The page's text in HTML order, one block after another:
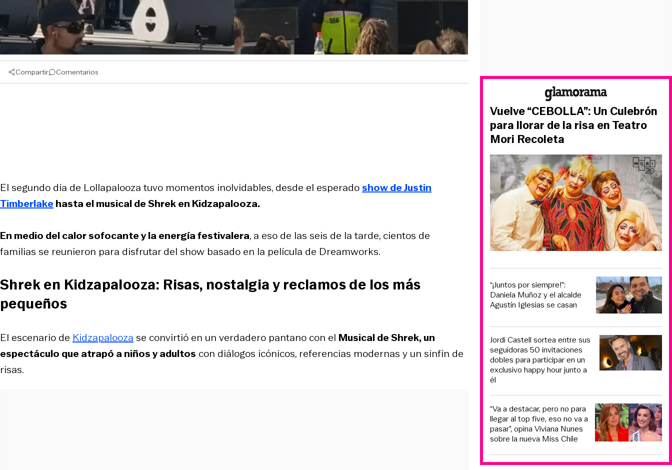
Compartir Comentarios
El segundo día de Lollapalooza tuvo momentos inolvidables, desde el esperadoshow de Justin
Timberlakehasta el musical de Shrek en Kidzapalooza.
En medio del calor sofocante y la energía festivalera, a eso de las seis de la tarde, cientos de
familias se reunieron para disfrutar del show basado en la película de Dreamworks.
Shrek en Kidzapalooza: Risas, nostalgia y reclamos de los más
pequeños
El escenario de Kidzapalooza se convirtió en un verdadero pantano con el Musical de Shrek, un
espectáculo que atrapó a niños y adultos con diálogos icónicos, referencias modernas y un sinfín de
risas.
Vuelve “CEBOLLA”: Un Culebrón
para llorar de la risa en Teatro
Mori Recoleta
“¡Juntos por siempre!”:
Daniela Muñoz y el alcalde
Agustín Iglesias se casan
Jordi Castell sortea entre sus
seguidoras 50 invitaciones
dobles para participar en un
exclusivo happy hour junto a
él
“Va a destacar, pero no para
llegar al top five, eso no va a
pasar”, opina Viviana Nunes
sobre la nueva Miss Chile